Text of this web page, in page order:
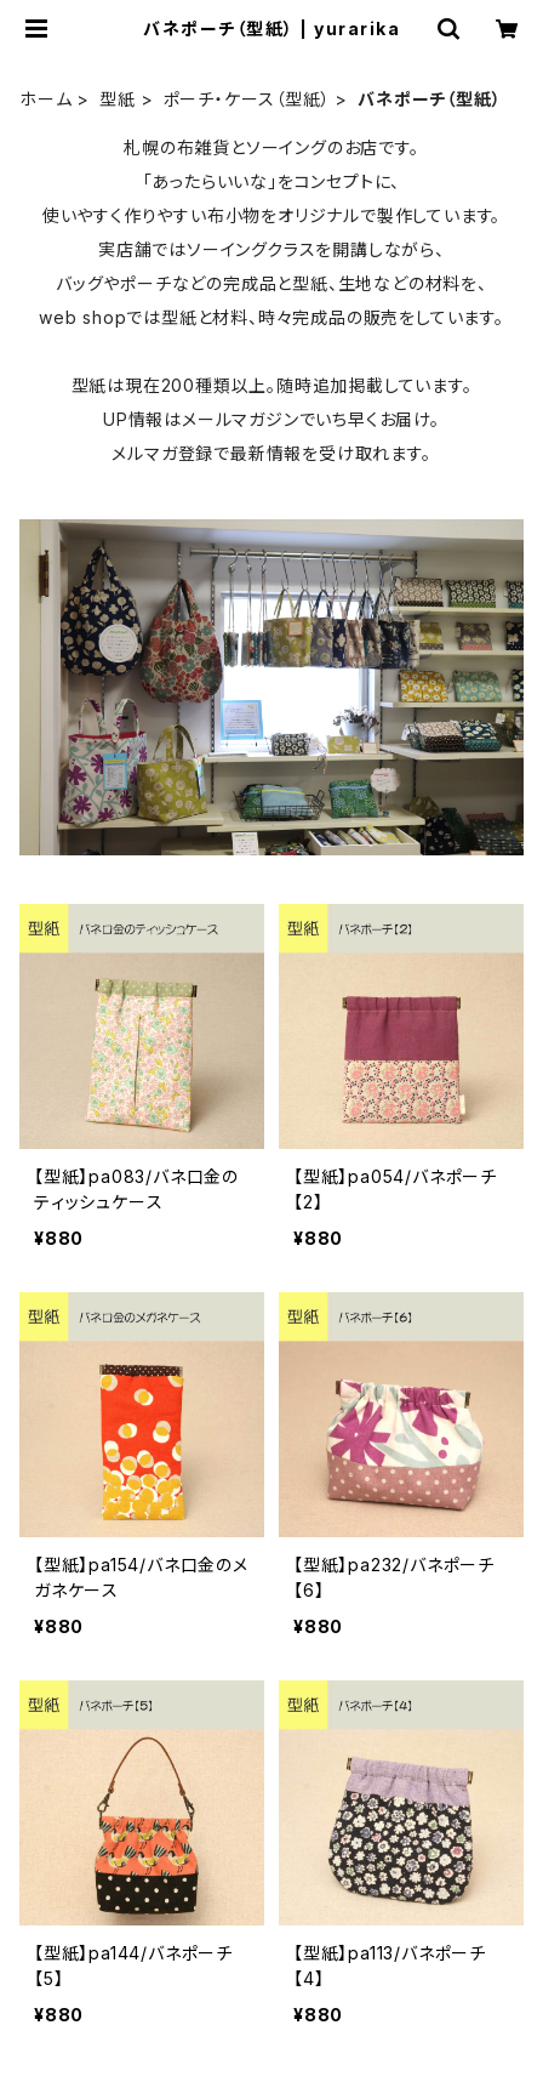
バネポーチ（型紙） | yurarika
ホーム 型紙 ポーチ・ケース（型紙） バネポーチ（型紙）
札幌の布雑貨とソーイングのお店です。
「あったらいいな」をコンセプトに、
使いやすく作りやすい布小物をオリジナルで製作しています。
実店舗ではソーイングクラスを開講しながら、
バッグやポーチなどの完成品と型紙、生地などの材料を、
web shopでは型紙と材料、時々完成品の販売をしています。
型紙は現在200種類以上。随時追加掲載しています。
UP情報はメールマガジンでいち早くお届け。
メルマガ登録で最新情報を受け取れます。
【型紙】pa083/バネ口金の
ティッシュケース
¥880
【型紙】pa054/バネポーチ
【2】
¥880
【型紙】pa154/バネ口金のメ
ガネケース
¥880
【型紙】pa232/バネポーチ
【6】
¥880
【型紙】pa144/バネポーチ
【5】
¥880
【型紙】pa113/バネポーチ
【4】
¥880